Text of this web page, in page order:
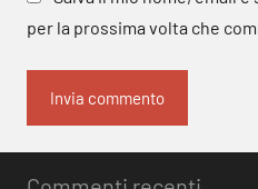
per la prossima volta che